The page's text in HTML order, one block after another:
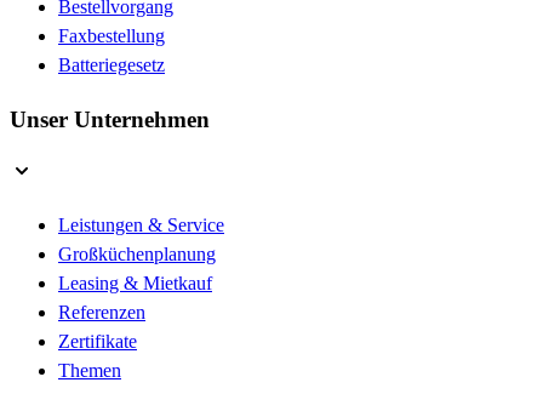
Bestellvorgang
Faxbestellung
Batteriegesetz
Unser Unternehmen
Leistungen & Service
Großküchenplanung
Leasing & Mietkauf
Referenzen
Zertifikate
Themen